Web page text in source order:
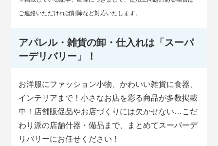
ご連絡いただければ削除など対応いたします。
アパレル・雑貨の卸・仕入れは「スーパ
ーデリバリー」！
お洋服にファッション小物、かわいい雑貨に食器、
インテリアまで！小さなお店を彩る商品が多数掲載
中！店舗販促品やお店づくりには欠かせない…こだ
わり派の店舗什器・備品まで、まとめてスーパーデ
リバリーにお任せください！